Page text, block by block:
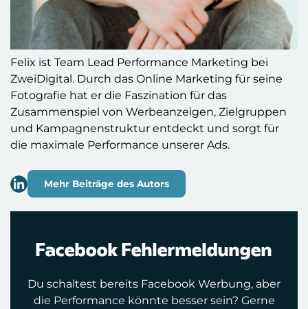
Felix ist Team Lead Performance Marketing bei
ZweiDigital. Durch das Online Marketing für seine
Fotografie hat er die Faszination für das
Zusammenspiel von Werbeanzeigen, Zielgruppen
und Kampagnenstruktur entdeckt und sorgt für
die maximale Performance unserer Ads.
Mehr Beiträge des Autors
Facebook Fehlermeldungen
Du schaltest bereits Facebook Werbung, aber
die Performance könnte besser sein? Gerne